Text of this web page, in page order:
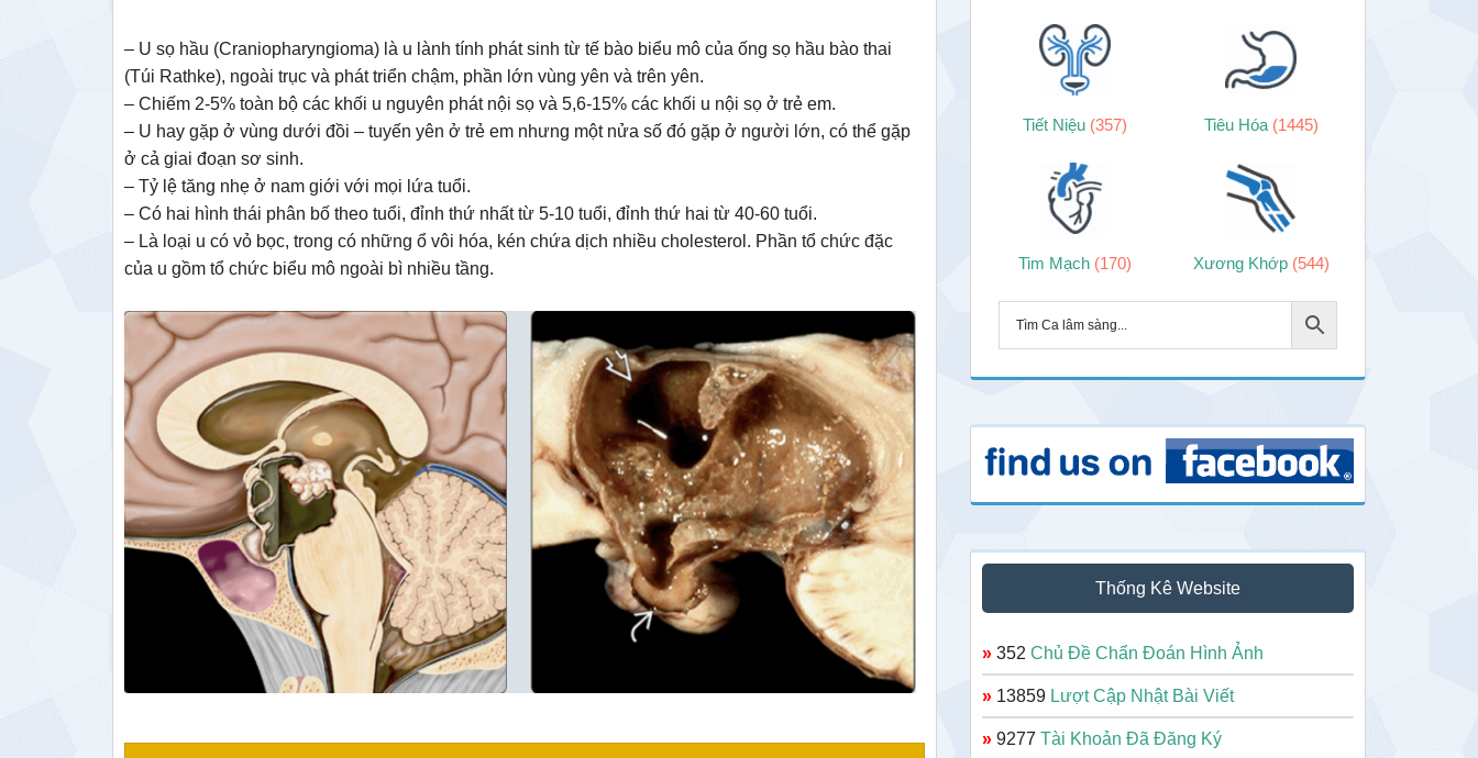
– U sọ hầu (Craniopharyngioma) là u lành tính phát sinh từ tế bào biểu mô của ống sọ hầu bào thai
(Túi Rathke), ngoài trục và phát triển chậm, phần lớn vùng yên và trên yên.
– Chiếm 2-5% toàn bộ các khối u nguyên phát nội sọ và 5,6-15% các khối u nội sọ ở trẻ em.
– U hay gặp ở vùng dưới đồi – tuyến yên ở trẻ em nhưng một nửa số đó gặp ở người lớn, có thể gặp
ở cả giai đoạn sơ sinh.
– Tỷ lệ tăng nhẹ ở nam giới với mọi lứa tuổi.
– Có hai hình thái phân bố theo tuổi, đỉnh thứ nhất từ 5-10 tuổi, đỉnh thứ hai từ 40-60 tuổi.
– Là loại u có vỏ bọc, trong có những ổ vôi hóa, kén chứa dịch nhiều cholesterol. Phần tổ chức đặc
của u gồm tổ chức biểu mô ngoài bì nhiều tầng.
Tiết Niệu (357) Tiêu Hóa (1445)
Tim Mạch (170) Xương Khớp (544)
Thống Kê Website
» 352 Chủ Đề Chẩn Đoán Hình Ảnh
» 13859 Lượt Cập Nhật Bài Viết
» 9277 Tài Khoản Đã Đăng Ký